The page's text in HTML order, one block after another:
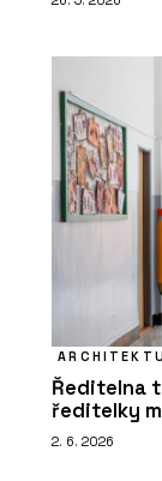
Ředitelna
ředitelky
2. 6. 2026